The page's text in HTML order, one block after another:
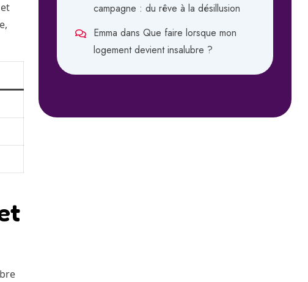
campagne : du rêve à la désillusion
Emma dans Que faire lorsque mon
logement devient insalubre ?